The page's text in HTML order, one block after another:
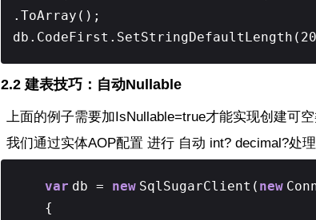
.ToArray();
2.2 建表技巧：自动Nullable
上面的例子需要加IsNullable=true才能实现创建可
我们通过实体AOP配置 进行 自动 int? decimal?处理
var db = new SqlSugarClient( new
{